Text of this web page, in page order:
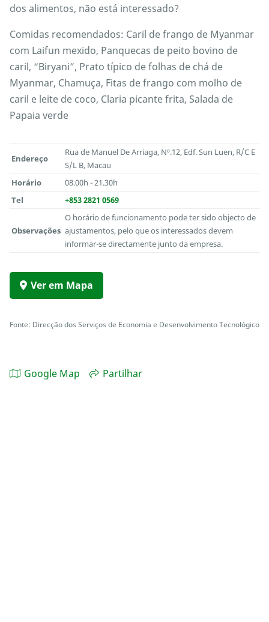
dos alimentos, não está interessado?
Comidas recomendados: Caril de frango de Myanmar
com Laifun mexido, Panquecas de peito bovino de
caril, “Biryani”, Prato típico de folhas de chá de
Myanmar, Chamuça, Fitas de frango com molho de
caril e leite de coco, Claria picante frita, Salada de
Papaia verde
Endereço
Rua de Manuel De Arriaga, Nº.12, Edf. Sun Luen, R/C E
S/L B, Macau
Horário
08.00h - 21.30h
Tel
+853 2821 0569
Observações
O horário de funcionamento pode ter sido objecto de
ajustamentos, pelo que os interessados devem
informar-se directamente junto da empresa.
Ver em Mapa
Fonte: Direcção dos Serviços de Economia e Desenvolvimento Tecnológico
Google Map Partilhar